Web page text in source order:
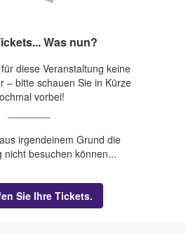
Was nun?
diese Veranstaltung keine
– bitte schauen Sie in Kürze
vorbei!
irgendeinem Grund die
nicht besuchen können...
Sie Ihre Tickets.